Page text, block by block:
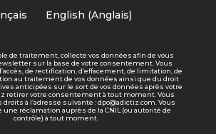
English (Anglais)
de traitement, collecte vos données afin de vous
sur la base de votre consentement. Vous
de rectification, d’effacement, de limitation, de
au traitement de vos données ainsi que du droit
anticipées sur le sort de vos données après votre
retirer votre consentement à tout moment. Vous
droits à l’adresse suivante : dpo@adictiz.com. Vous
réclamation auprès de la CNIL (ou autorité de
contrôle) à tout moment.